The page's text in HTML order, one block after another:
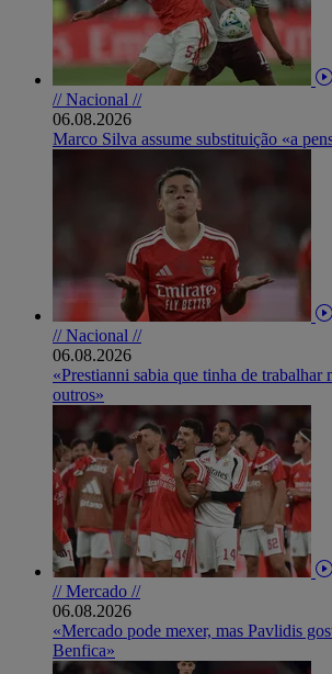
// Nacional //
06.08.2026
Marco Silva assume substituição «a
// Nacional //
06.08.2026
«Prestianni sabia que tinha de trabalhar
outros»
// Mercado //
06.08.2026
«Mercado pode mexer, mas Pavlidis
Benfica»